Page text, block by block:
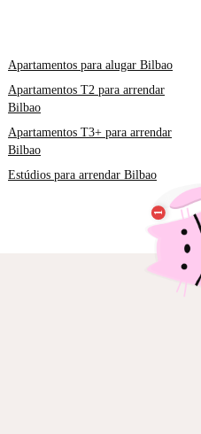
Apartamentos para alugar Bilbao
Apartamentos T2 para arrendar
Bilbao
Apartamentos T3+ para arrendar
Bilbao
Estúdios para arrendar Bilbao